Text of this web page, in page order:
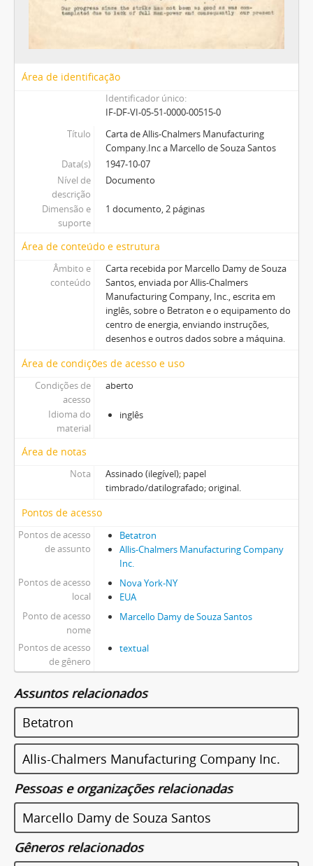
Área de identificação
Identificador único
IF-DF-VI-05-51-0000-00515-0
Título
Carta de Allis-Chalmers Manufacturing
Company.Inc a Marcello de Souza Santos
Data(s)
1947-10-07
Nível de
descrição
Documento
Dimensão e
suporte
1 documento, 2 páginas
Área de conteúdo e estrutura
Âmbito e
conteúdo
Carta recebida por Marcello Damy de Souza
Santos, enviada por Allis-Chalmers
Manufacturing Company, Inc., escrita em
inglês, sobre o Betraton e o equipamento do
centro de energia, enviando instruções,
desenhos e outros dados sobre a máquina.
Área de condições de acesso e uso
Condições de
acesso
aberto
Idioma do
material
inglês
Área de notas
Nota
Assinado (ilegível); papel
timbrado/datilografado; original.
Pontos de acesso
Pontos de acesso
de assunto
Betatron
Allis-Chalmers Manufacturing Company
Inc.
Pontos de acesso
local
Nova York-NY
EUA
Ponto de acesso
nome
Marcello Damy de Souza Santos
Pontos de acesso
de gênero
textual
Assuntos relacionados
Betatron
Allis-Chalmers Manufacturing Company Inc.
Pessoas e organizações relacionadas
Marcello Damy de Souza Santos
Gêneros relacionados